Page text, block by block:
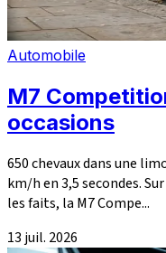
Automobile
M7
occasions
650 chevaux dans une
km/h en 3,5 secondes.
les faits, la M7 Compe...
13 juil. 2026